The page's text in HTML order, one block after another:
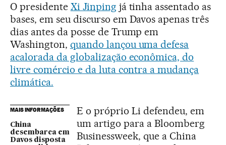
O presidente Xi Jinping já tinha assentado as
bases, em seu discurso em Davos apenas três
dias antes da posse de Trump em
Washington, quando lançou uma defesa
acalorada da globalização econômica, do
livre comércio e da luta contra a mudança
climática.
MAIS INFORMAÇÕES
China
desembarca em
Davos disposta
E o próprio Li defendeu, em
um artigo para a Bloomberg
Businessweek, que a China